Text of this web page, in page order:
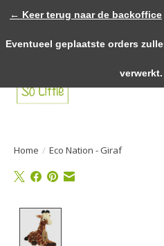
vanaf €75,- binnen NL! >>>> Fysieke
Home / Eco Nation - Giraf
Product image
← Keer terug naar de backoffice
Eventueel geplaatste orders
verwerkt.